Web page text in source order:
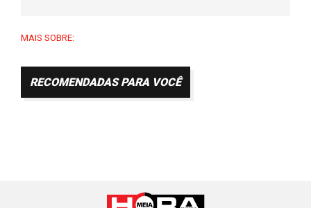
MAIS SOBRE:
RECOMENDADAS PARA VOCÊ